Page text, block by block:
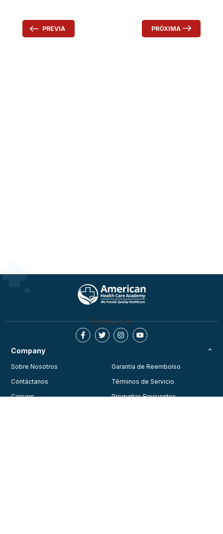
PRÓXIMA
PREVIA
Follow Us:
Company
Sobre Nosotros
Contáctanos
Careers
Garantía de Reembolso
Términos de Servicio
Preguntas Frecuentes